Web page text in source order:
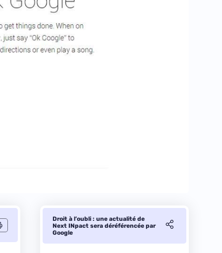
Droit à l’oubli : une actualité de
Next INpact sera déréférencée par
Google